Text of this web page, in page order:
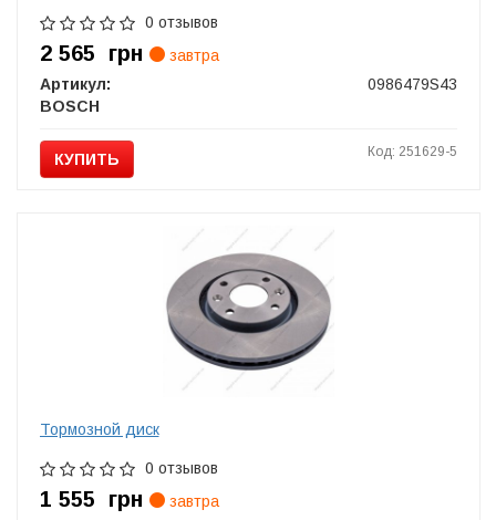
0 отзывов
2 565 грн
завтра
Артикул:
0986479S43
BOSCH
КУПИТЬ Код: 251629-5
Тормозной диск
0 отзывов
1 555 грн
завтра